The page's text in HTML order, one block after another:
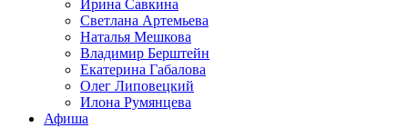
Ирина Савкина
Светлана Артемьева
Наталья Мешкова
Владимир Берштейн
Екатерина Габалова
Олег Липовецкий
Илона Румянцева
Афиша